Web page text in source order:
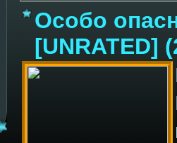
Особо
[UNRATED]